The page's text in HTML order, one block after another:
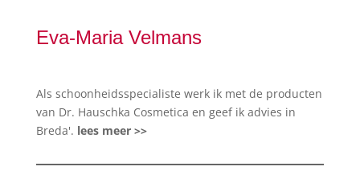
Eva-Maria Velmans
Als schoonheidsspecialiste werk ik met de producten
van Dr. Hauschka Cosmetica en geef ik advies in
Breda'. lees meer >>